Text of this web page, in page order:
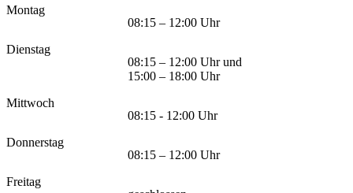
Montag
08:15 – 12:00 Uhr
Dienstag
08:15 – 12:00 Uhr und
15:00 – 18:00 Uhr
Mittwoch
08:15 - 12:00 Uhr
Donnerstag
08:15 – 12:00 Uhr
Freitag